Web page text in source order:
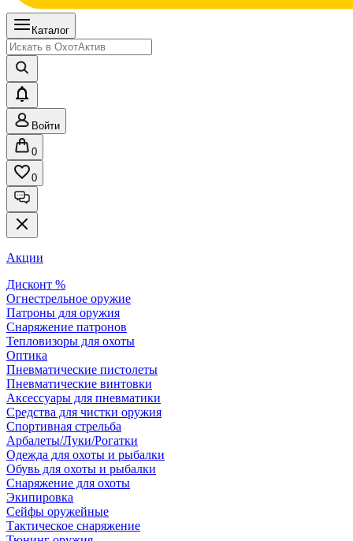
Каталог
Войти
0
0
Акции
Дисконт %
Огнестрельное оружие
Патроны для оружия
Снаряжение патронов
Тепловизоры для охоты
Оптика
Пневматические пистолеты
Пневматические винтовки
Аксессуары для пневматики
Средства для чистки оружия
Спортивная стрельба
Арбалеты/Луки/Рогатки
Одежда для охоты и рыбалки
Обувь для охоты и рыбалки
Снаряжение для охоты
Экипировка
Сейфы оружейные
Тактическое снаряжение